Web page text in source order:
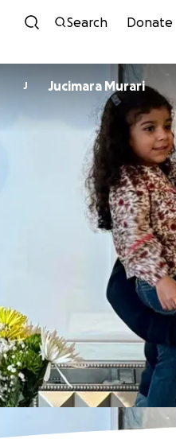
Search Donate
J Jucimara Murari